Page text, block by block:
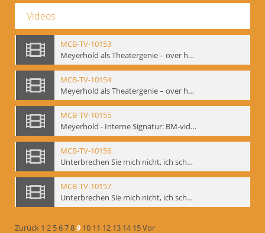
Videos
MCB-TV-10153
Meyerhold als Theatergenie – over het mechanik van de acteursexpressie, Ausschnitt 4 - Interne Signatur: BM-vid-108_A4
MCB-TV-10154
Meyerhold als Theatergenie – over het mechanik van de acteursexpressie, Ausschnitt 5 - Interne Signatur: BM-vid-108_A5
MCB-TV-10155
Meyerhold - Interne Signatur: BM-vid-116
MCB-TV-10156
Unterbrechen Sie mich nicht, ich schweige!, Berlin 2006 - Interne Signatur: BM-vid-126
MCB-TV-10157
Unterbrechen Sie mich nicht, ich schweige!, Berlin 2006 - Interne Signatur: BM-vid-127
Zurück 1 2 56789 10 11 12 13 14 15Vor